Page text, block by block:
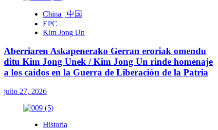
China | 中国
EPC
Kim Jong Un
Aberriaren Askapenerako Gerran eroriak omendu
ditu Kim Jong Unek / Kim Jong Un rinde homenaje
a los caídos en la Guerra de Liberación de la Patria
julio 27, 2026
Historia